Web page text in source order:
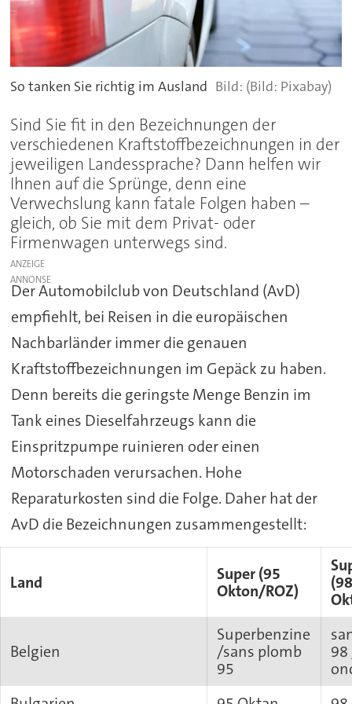
So tanken Sie richtig im Ausland (Bild: Pixabay)
Sind Sie fit in den Bezeichnungen der
verschiedenen Kraftstoffbezeichnungen in der
jeweiligen Landessprache? Dann helfen wir
Ihnen auf die Sprünge, denn eine
Verwechslung kann fatale Folgen haben –
gleich, ob Sie mit dem Privat- oder
Firmenwagen unterwegs sind.
ANZEIGE
Der Automobilclub von Deutschland (AvD)
empfiehlt, bei Reisen in die europäischen
Nachbarländer immer die genauen
Kraftstoffbezeichnungen im Gepäck zu haben.
Denn bereits die geringste Menge Benzin im
Tank eines Dieselfahrzeugs kann die
Einspritzpumpe ruinieren oder einen
Motorschaden verursachen. Hohe
Reparaturkosten sind die Folge. Daher hat der
AvD die Bezeichnungen zusammengestellt:
Land
Super (95
Okton/ROZ)
Belgien
Superbenzine
/sans plomb
95